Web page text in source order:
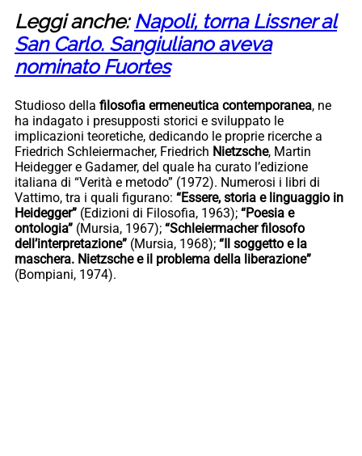
Leggi anche: Napoli, torna Lissner al
San Carlo. Sangiuliano aveva
nominato Fuortes
Studioso della filosofia ermeneutica contemporanea, ne
ha indagato i presupposti storici e sviluppato le
implicazioni teoretiche, dedicando le proprie ricerche a
Friedrich Schleiermacher, Friedrich Nietzsche, Martin
Heidegger e Gadamer, del quale ha curato l’edizione
italiana di “Verità e metodo” (1972). Numerosi i libri di
Vattimo, tra i quali figurano: “Essere, storia e linguaggio in
Heidegger” (Edizioni di Filosofia, 1963); “Poesia e
ontologia” (Mursia, 1967); “Schleiermacher filosofo
dell’interpretazione” (Mursia, 1968); “Il soggetto e la
maschera. Nietzsche e il problema della liberazione”
(Bompiani, 1974).